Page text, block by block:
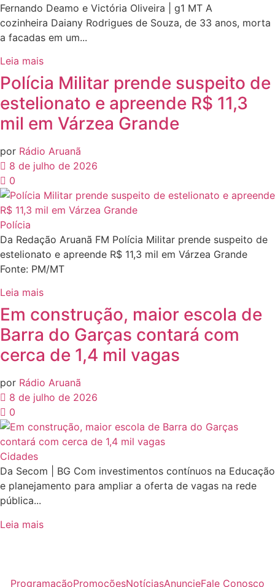
Fernando Deamo e Victória Oliveira | g1 MT A
cozinheira Daiany Rodrigues de Souza, de 33 anos, morta
a facadas em um...
Leia mais
Polícia Militar prende suspeito de
estelionato e apreende R$ 11,3
mil em Várzea Grande
por Rádio Aruanã
8 de julho de 2026
0
Polícia
Da Redação Aruanã FM Polícia Militar prende suspeito de
estelionato e apreende R$ 11,3 mil em Várzea Grande
Fonte: PM/MT
Leia mais
Em construção, maior escola de
Barra do Garças contará com
cerca de 1,4 mil vagas
por Rádio Aruanã
8 de julho de 2026
0
Cidades
Da Secom | BG Com investimentos contínuos na Educação
e planejamento para ampliar a oferta de vagas na rede
pública...
Leia mais
ProgramaçãoPromoçõesNotíciasAnuncieFale Conosco